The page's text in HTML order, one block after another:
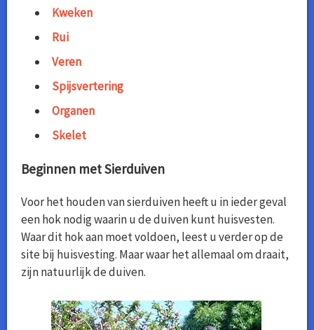
Kweken
Rui
Veren
Spijsvertering
Organen
Skelet
Beginnen met Sierduiven
Voor het houden van sierduiven heeft u in ieder geval
een hok nodig waarin u de duiven kunt huisvesten.
Waar dit hok aan moet voldoen, leest u verder op de
site bij huisvesting. Maar waar het allemaal om draait,
zijn natuurlijk de duiven.